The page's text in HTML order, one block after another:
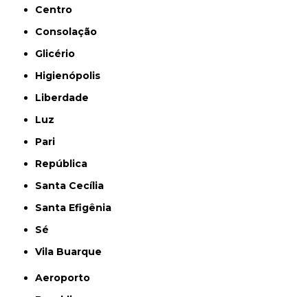
Centro
Consolação
Glicério
Higienópolis
Liberdade
Luz
Pari
República
Santa Cecília
Santa Efigênia
Sé
Vila Buarque
Aeroporto